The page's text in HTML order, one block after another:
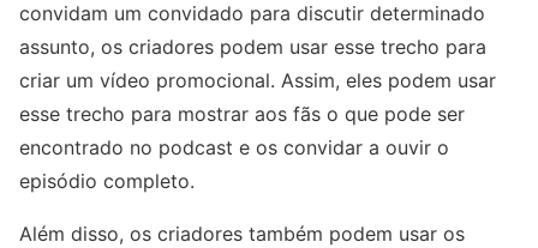
convidam um convidado para discutir determinado
assunto, os criadores podem usar esse trecho para
criar um vídeo promocional. Assim, eles podem usar
esse trecho para mostrar aos fãs o que pode ser
encontrado no podcast e os convidar a ouvir o
episódio completo.
Além disso, os criadores também podem usar os